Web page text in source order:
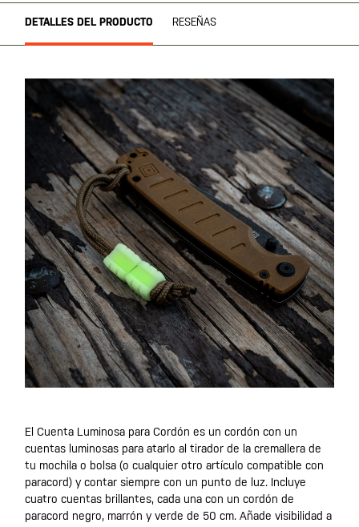
DETALLES DEL PRODUCTO RESEÑAS
El Cuenta Luminosa para Cordón es un cordón con un
cuentas luminosas para atarlo al tirador de la cremallera de
tu mochila o bolsa (o cualquier otro artículo compatible con
paracord) y contar siempre con un punto de luz. Incluye
cuatro cuentas brillantes, cada una con un cordón de
paracord negro, marrón y verde de 50 cm. Añade visibilidad a